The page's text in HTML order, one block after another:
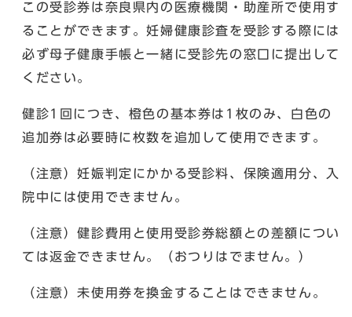
この受診券は奈良県内の医療機関・助産所で使用す
ることができます。妊婦健康診査を受診する際には
必ず母子健康手帳と一緒に受診先の窓口に提出して
ください。
健診1回につき、橙色の基本券は1枚のみ、白色の
追加券は必要時に枚数を追加して使用できます。
（注意）妊娠判定にかかる受診料、保険適用分、入
院中には使用できません。
（注意）健診費用と使用受診券総額との差額につい
ては返金できません。（おつりはでません。）
（注意）未使用券を換金することはできません。